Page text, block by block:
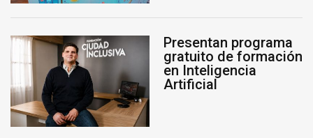
Presentan programa
gratuito de formación
en Inteligencia
Artificial